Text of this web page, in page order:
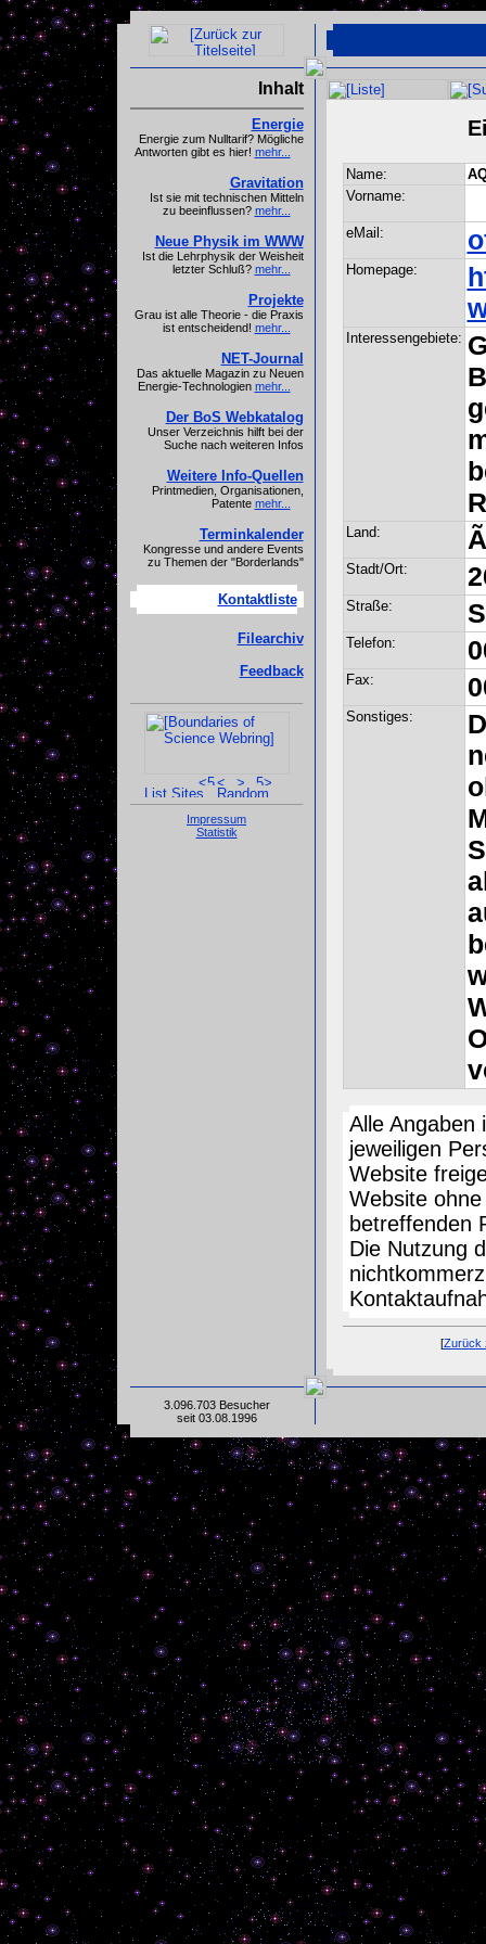
Inhalt
Energie
Energie zum Nulltarif? Mögliche
Antworten gibt es hier! mehr...
Gravitation
Ist sie mit technischen Mitteln
zu beeinflussen? mehr...
Neue Physik im WWW
Ist die Lehrphysik der Weisheit
letzter Schluß? mehr...
Projekte
Grau ist alle Theorie - die Praxis
ist entscheidend! mehr...
NET-Journal
Das aktuelle Magazin zu Neuen
Energie-Technologien mehr...
Der BoS Webkatalog
Unser Verzeichnis hilft bei der
Suche nach weiteren Infos
Weitere Info-Quellen
Printmedien, Organisationen,
Patente mehr...
Terminkalender
Kongresse und andere Events
zu Themen der "Borderlands"
Kontaktliste
Filearchiv
Feedback
Impressum
Statistik
Name:
Vorname:
eMail:
Homepage:
Interessengebiete:
Land:
Stadt/Ort:
Straße:
Telefon:
Fax:
Sonstiges:
Alle Angaben
jeweiligen
Website
Website
betreffenden
Die Nutzung
[Zurück
3.096.703 Besucher
seit 03.08.1996